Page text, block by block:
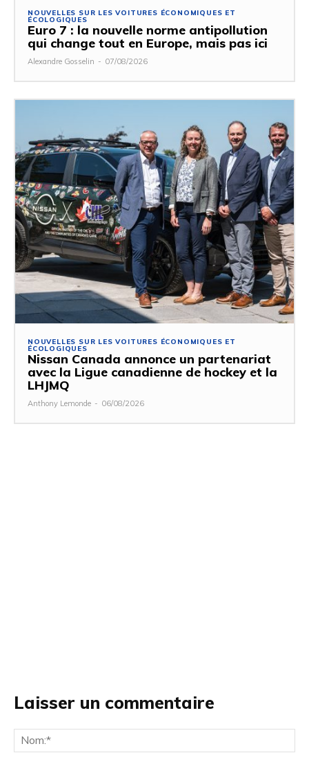
NOUVELLES SUR LES VOITURES ÉCONOMIQUES ET
ÉCOLOGIQUES
Euro 7 : la nouvelle norme antipollution
qui change tout en Europe, mais pas ici
Alexandre Gosselin - 07/08/2026
NOUVELLES SUR LES VOITURES ÉCONOMIQUES ET
ÉCOLOGIQUES
Nissan Canada annonce un partenariat
avec la Ligue canadienne de hockey et la
LHJMQ
Anthony Lemonde - 06/08/2026
Laisser un commentaire